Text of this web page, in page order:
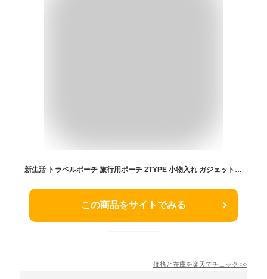
新生活 トラベルポーチ 旅行用ポーチ 2TYPE 小物入れ ガジェットポーチ 充電器 雑貨収納 軽量 出張 大容量 温泉 海外 修学旅行 トラベルバッグ プレゼント ギフト
この商品をサイトでみる
価格と在庫を楽天でチェック >>